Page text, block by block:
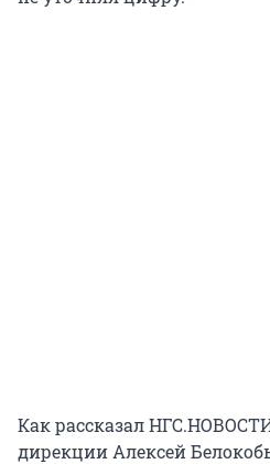
Как рассказал
дирекции Алексей